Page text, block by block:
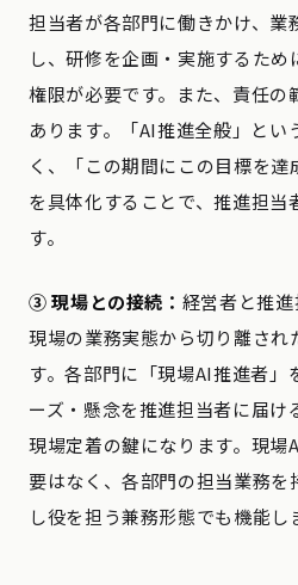
担当者が各部門に働きかけ、業
し、研修を企画・実施するた
権限が必要です。また、責任の
あります。「AI推進全般」とい
く、「この期間にこの目標を
を具体化することで、推進担当
す。
③ 現場との接続： 経営者と推進
現場の業務実態から切り離され
す。各部門に「現場AI推進者」
ーズ・懸念を推進担当者に届け
現場定着の鍵になります。現場
要はなく、各部門の担当業務
し役を担う兼務形態でも機能し